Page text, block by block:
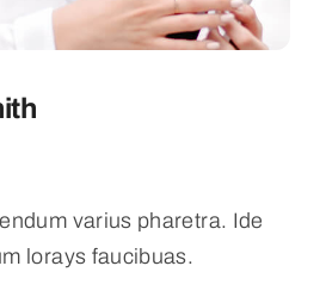
varius pharetra. Ide
lorays faucibuas.